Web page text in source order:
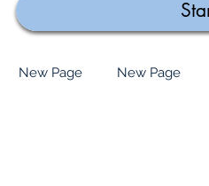
New Page New Page